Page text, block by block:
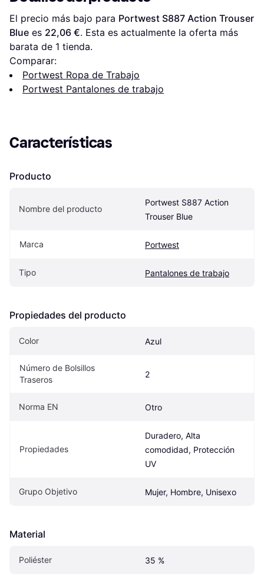
El precio más bajo para Portwest S887 Action Trouser
Blue es 22,06 €. Esta es actualmente la oferta más
barata de 1 tienda.
Comparar:
Portwest Ropa de Trabajo
Portwest Pantalones de trabajo
Características
Producto
Nombre del producto
Portwest S887 Action
Trouser Blue
Marca Portwest
Tipo Pantalones de trabajo
Propiedades del producto
Color Azul
Número de Bolsillos
Traseros
2
Norma EN Otro
Propiedades
Duradero, Alta
comodidad, Protección
UV
Grupo Objetivo Mujer, Hombre, Unisexo
Material
Poliéster 35 %